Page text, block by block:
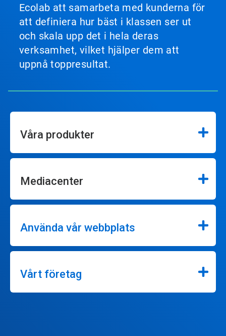
Ecolab att samarbeta med kunderna för
att definiera hur bäst i klassen ser ut
och skala upp det i hela deras
verksamhet, vilket hjälper dem att
uppnå toppresultat.
Våra produkter
Mediacenter
Använda vår webbplats
Vårt företag